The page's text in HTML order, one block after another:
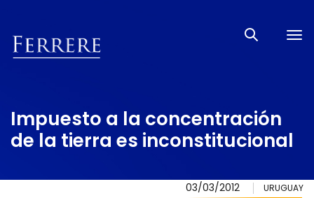
Impuesto a la concentración
de la tierra es inconstitucional
03/03/2012 URUGUAY